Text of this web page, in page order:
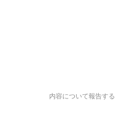
内容について報告する